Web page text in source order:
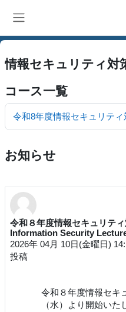
情報セキュリティ対
コース一覧
令和8年度情報セキュリティ
お知らせ
令和８年度情報セキュリテ
Information Security Lecture
2026年 04月 10日(金曜日)
投稿
令和８年度情報セキ
（水）より開始い